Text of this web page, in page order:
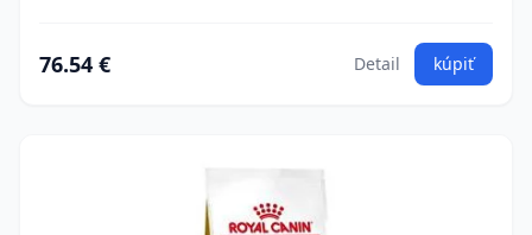
76.54 € Detail kúpiť